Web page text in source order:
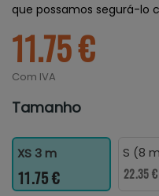
que possamos segurá-lo
11.75 €
Com IVA
Tamanho
XS 3 m
11.75 €
S (8
22.35 €